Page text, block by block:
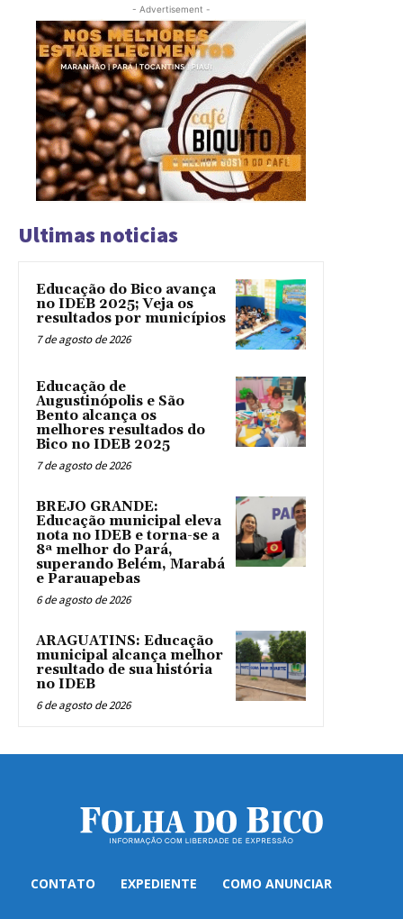
- Advertisement -
Ultimas noticias
Educação do Bico avança
no IDEB 2025; Veja os
resultados por municípios
7 de agosto de 2026
Educação de
Augustinópolis e São
Bento alcança os
melhores resultados do
Bico no IDEB 2025
7 de agosto de 2026
BREJO GRANDE:
Educação municipal eleva
nota no IDEB e torna-se a
8ª melhor do Pará,
superando Belém, Marabá
e Parauapebas
6 de agosto de 2026
ARAGUATINS: Educação
municipal alcança melhor
resultado de sua história
no IDEB
6 de agosto de 2026
CONTATO EXPEDIENTE COMO ANUNCIAR